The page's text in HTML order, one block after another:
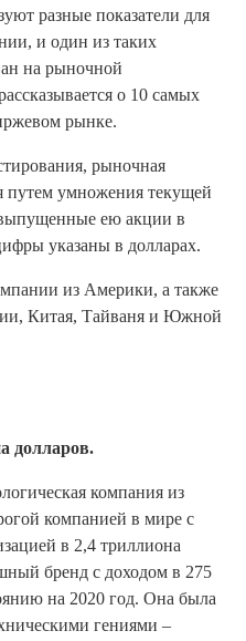
разные показатели для
и один из таких
на рыночной
о 10 самых
рынке.
рыночная
путем умножения текущей
ею акции в
указаны в долларах.
из Америки, а также
Китая, Тайваня и Южной
долларов.
компания из
компанией в мире с
в 2,4 триллиона
бренд с доходом в 275
на 2020 год. Она была
гениями –